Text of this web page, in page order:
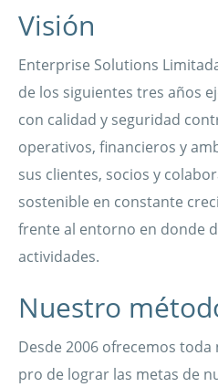
Visión
Enterprise Solutions
de los siguientes tres años
con calidad y seguridad
operativos, financieros y
sus clientes, socios y
sostenible en constante
frente al entorno en donde
actividades.
Nuestro
Desde 2006 ofrecemos
pro de lograr las metas de